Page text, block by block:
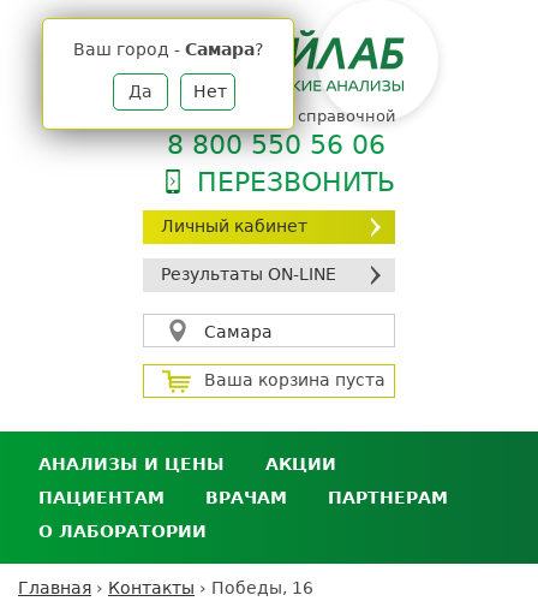
Личный кабинет
Результаты ON-LINE
Самара
Ваш город - Самара?
Да Нет
Ваша корзина пуста
телефон единой справочной
8 800 550 56 06
ПЕРЕЗВОНИТЬ
АНАЛИЗЫ И ЦЕНЫ
Анализы и цены
Где сдать анализы
Выезд на дом
АКЦИИ
ПАЦИЕНТАМ
Личный кабинет пациента
Дисконтная программа
ВРАЧАМ
Сотрудничество
ПАРТНЕРАМ
кабинет
О ЛАБОРАТОРИИ
Главная › Контакты › Победы, 16